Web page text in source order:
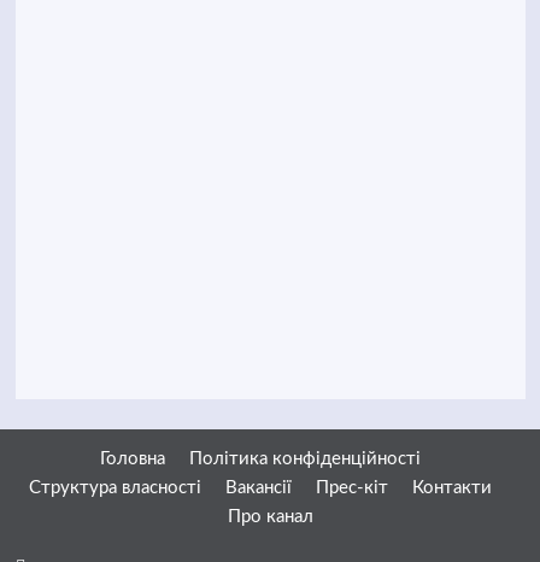
Головна
Політика конфіденційності
Структура власності
Вакансії Прес-кіт
Контакти
Про канал